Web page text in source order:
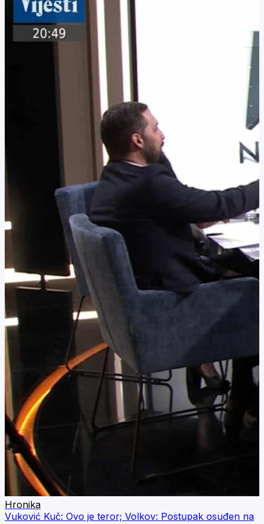
Hronika
Vuković Kuč: Ovo je teror; Volkov: Postupak osuđen na